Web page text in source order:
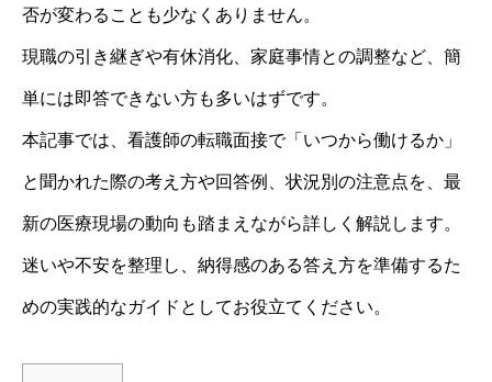
否が変わることも少なくありません。
現職の引き継ぎや有休消化、家庭事情との調整など、簡
単には即答できない方も多いはずです。
本記事では、看護師の転職面接で「いつから働けるか」
と聞かれた際の考え方や回答例、状況別の注意点を、最
新の医療現場の動向も踏まえながら詳しく解説します。
迷いや不安を整理し、納得感のある答え方を準備するた
めの実践的なガイドとしてお役立てください。